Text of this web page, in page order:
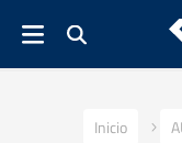
Inicio